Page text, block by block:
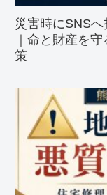
災害時にSNS
｜命と財産を
策